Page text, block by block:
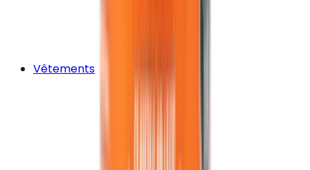
Vêtements